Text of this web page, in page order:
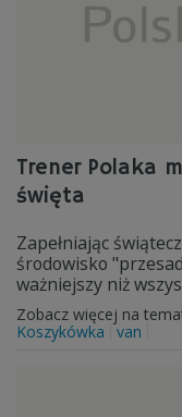
Trener Polaka
święta
Zapełniając
środowisko
ważniejszy niż
Zobacz więcej na
Koszykówka
van